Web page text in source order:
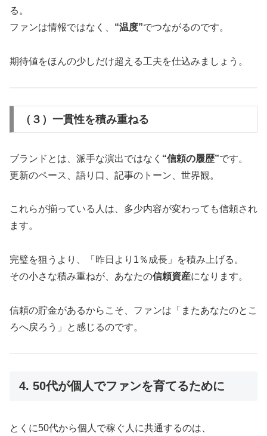
る。
ファンは情報ではなく、 “温度”でつながるのです。
期待値をほんの少しだけ超える工夫を仕込みましょう。
（３）一貫性を積み重ねる
ブランドとは、派手な演出ではなく “信頼の履歴”です。
更新のペース、語り口、記事のトーン、世界観。
これらが揃っている人は、多少内容が変わっても信頼され
ます。
完璧を狙うより、「昨日より1％成長」を積み上げる。
その小さな積み重ねが、あなたの信頼資産になります。
信頼の貯金があるからこそ、ファンは「またあなたのとこ
ろへ戻ろう」と感じるのです。
4. 50代が個人でファンを育てるために
とくに50代から個人で稼ぐ人に共通するのは、